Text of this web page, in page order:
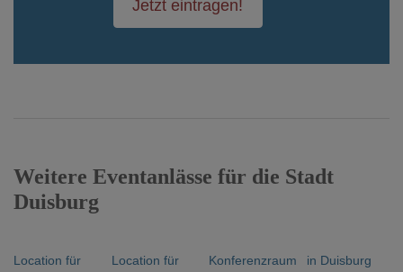
Jetzt eintragen!
Weitere Eventanlässe für die Stadt
Duisburg
Location für
Location für
Konferenzraum
in Duisburg